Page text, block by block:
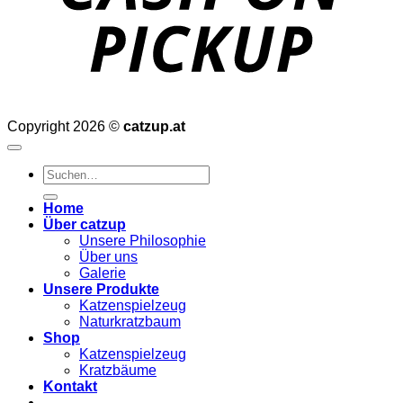
Copyright 2026 © catzup.at
Suchen
nach:
Home
Über catzup
Unsere Philosophie
Über uns
Galerie
Unsere Produkte
Katzenspielzeug
Naturkratzbaum
Shop
Katzenspielzeug
Kratzbäume
Kontakt